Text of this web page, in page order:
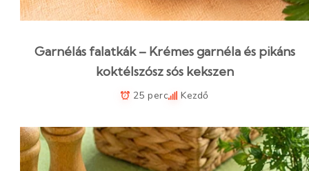
Garnélás falatkák – Krémes garnéla és pikáns
koktélszósz sós kekszen
25 perc Kezdő